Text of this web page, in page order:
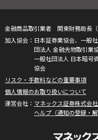
金融商品取引業者 関東財務局長
日本証券業協会、一般
団法人 金融先物取引業協
一般社団法人 日本暗号
協会
リスク・手数料などの重要事項
個人情報のお取り扱いについて
マネックス証券株式会社
ヘルプ（通知の登録・解